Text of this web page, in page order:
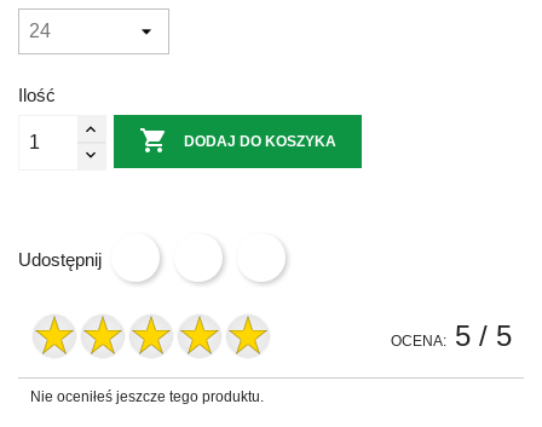
Ilość
 DODAJ DO KOSZYKA
Udostępnij
OCENA: 5 / 5
Nie oceniłeś jeszcze tego produktu.